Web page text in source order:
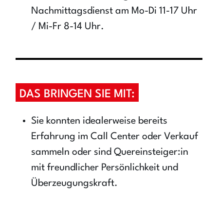
Nachmittagsdienst am Mo-Di 11-17 Uhr
/ Mi-Fr 8-14 Uhr.
DAS BRINGEN SIE MIT:
Sie konnten idealerweise bereits
Erfahrung im Call Center oder Verkauf
sammeln oder sind Quereinsteiger:in
mit freundlicher Persönlichkeit und
Überzeugungskraft.